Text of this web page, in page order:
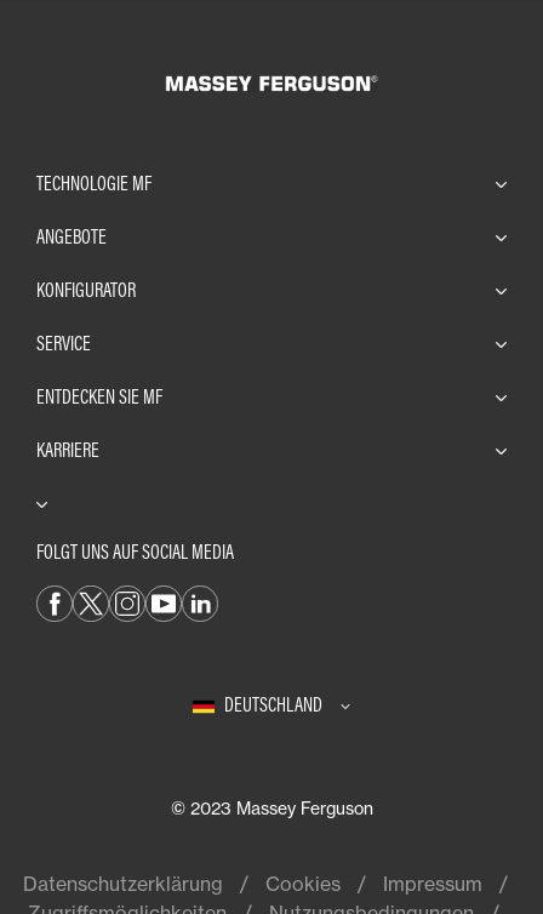
TECHNOLOGIE MF
ANGEBOTE
KONFIGURATOR
SERVICE
ENTDECKEN SIE MF
KARRIERE
FOLGT UNS AUF SOCIAL MEDIA
DEUTSCHLAND
© 2023 Massey Ferguson
Datenschutzerklärung Cookies
Impressum